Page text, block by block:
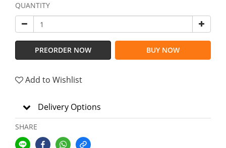
QUANTITY
PREORDER NOW BUY NOW
Add to Wishlist
Delivery Options
SHARE